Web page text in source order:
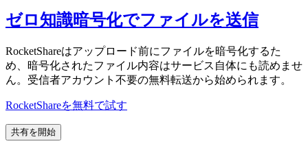
ゼロ知識暗号化でファイルを送信
RocketShareはアップロード前にファイルを暗号化するた
め、暗号化されたファイル内容はサービス自体にも読めませ
ん。受信者アカウント不要の無料転送から始められます。
RocketShareを無料で試す
共有を開始